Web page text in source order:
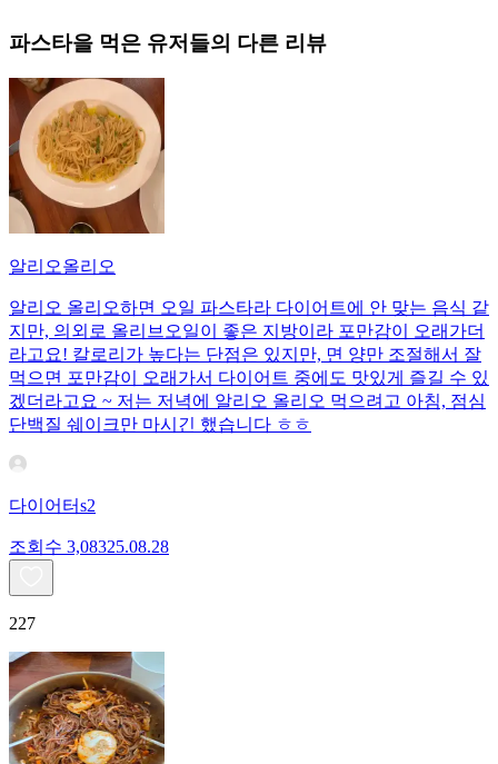
파스타을 먹은 유저들의 다른 리뷰
알리오올리오
알리오 올리오하면 오일 파스타라 다이어트에 안 맞는 음식 같
지만, 의외로 올리브오일이 좋은 지방이라 포만감이 오래가더
라고요! 칼로리가 높다는 단점은 있지만, 면 양만 조절해서 잘
먹으면 포만감이 오래가서 다이어트 중에도 맛있게 즐길 수 있
겠더라고요 ~ 저는 저녁에 알리오 올리오 먹으려고 아침, 점심
단백질 쉐이크만 마시긴 했습니다 ㅎㅎ
다이어터s2
조회수 3,08325.08.28
227